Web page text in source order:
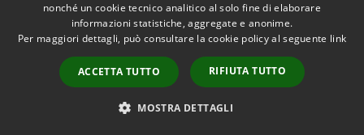
Comune di Gubbio
Piazza Grande, 9 – 06024 - Gubbio
Codice Fiscale: 00334990546
Partita IVA: 00334990546
IBAN: IT 44 W 02008 38484 000029502629
nonché un cookie tecnico analitico al solo fine di elaborare
informazioni statistiche, aggregate e anonime.
Per maggiori dettagli, può consultare la cookie policy al seguente link
ACCETTA TUTTO RIFIUTA TUTTO
MOSTRA DETTAGLI